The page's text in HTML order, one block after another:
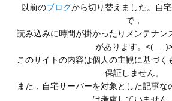
以前のブログから切り替えました。自
で，
読み込みに時間が掛かったりメンテナン
があります。<(_
このサイトの内容は個人の主観に基づく
保証しません。
また，自宅サーバーを対象とした記事な